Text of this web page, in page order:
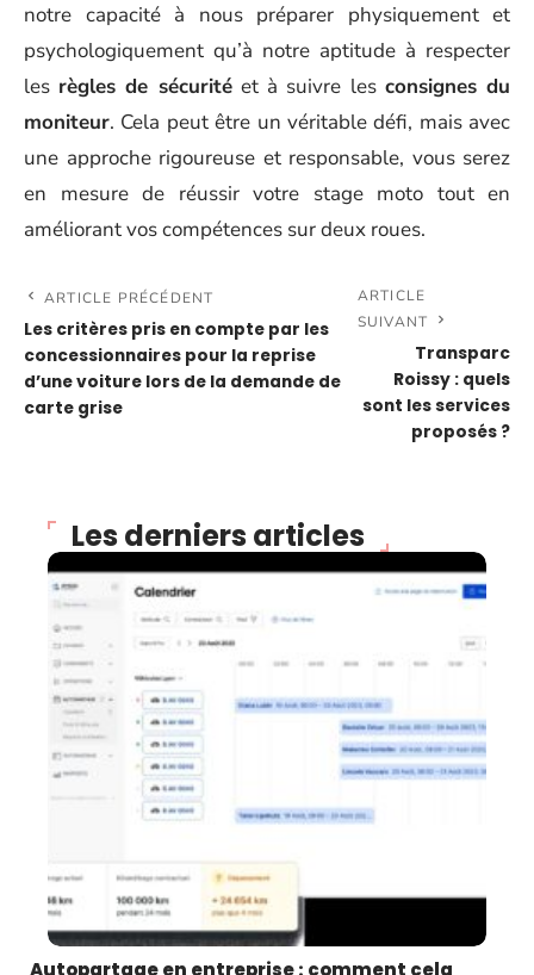
notre capacité à nous préparer physiquement et
psychologiquement qu’à notre aptitude à respecter
les règles de sécuritéet à suivre les consignes du
moniteur. Cela peut être un véritable défi, mais avec
une approche rigoureuse et responsable, vous serez
en mesure de réussir votre stage moto tout en
améliorant vos compétences sur deux roues.
ARTICLE PRÉCÉDENT
Les critères pris en compte par les
concessionnaires pour la reprise
d’une voiture lors de la demande de
carte grise
ARTICLE
SUIVANT
Transparc
Roissy : quels
sont les services
proposés ?
Les derniers articles
Autopartage en entreprise : comment cela